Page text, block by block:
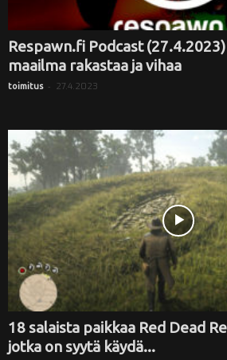
Respawn.fi Podcast
maailma rakastaa ja vihaa
toimitus - 27.4.2023
18 salaista paikkaa Red Dead
jotka on syytä käydä...